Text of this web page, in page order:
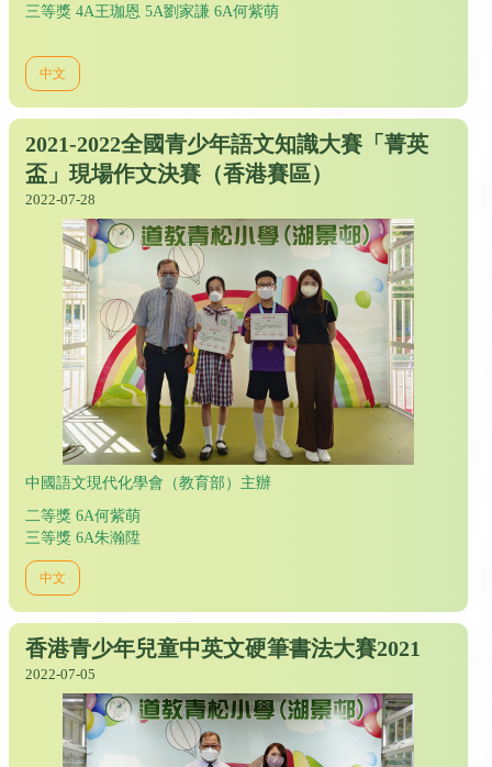
三等獎 4A王珈恩 5A劉家謙 6A何紫萌
中文
2021-2022全國青少年語文知識大賽「菁英
盃」現場作文決賽（香港賽區）
2022-07-28
中國語文現代化學會（教育部）主辦
二等獎 6A何紫萌
三等獎 6A朱瀚陞
中文
香港青少年兒童中英文硬筆書法大賽2021
2022-07-05